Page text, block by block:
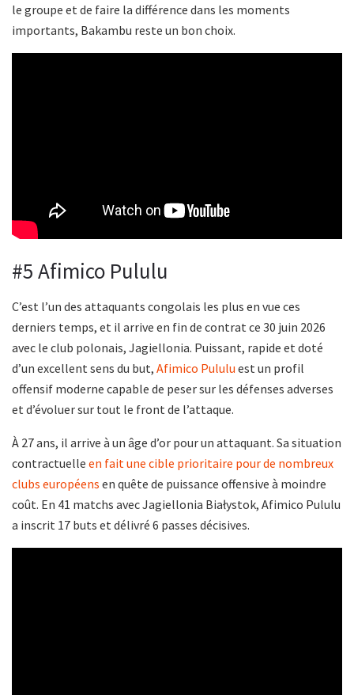
le groupe et de faire la différence dans les moments
importants, Bakambu reste un bon choix.
#5 Afimico Pululu
C’est l’un des attaquants congolais les plus en vue ces
derniers temps, et il arrive en fin de contrat ce 30 juin 2026
avec le club polonais, Jagiellonia. Puissant, rapide et doté
d’un excellent sens du but, Afimico Pululu est un profil
offensif moderne capable de peser sur les défenses adverses
et d’évoluer sur tout le front de l’attaque.
À 27 ans, il arrive à un âge d’or pour un attaquant. Sa situation
contractuelle en fait une cible prioritaire pour de nombreux
clubs européens en quête de puissance offensive à moindre
coût. En 41 matchs avec Jagiellonia Białystok, Afimico Pululu
a inscrit 17 buts et délivré 6 passes décisives.